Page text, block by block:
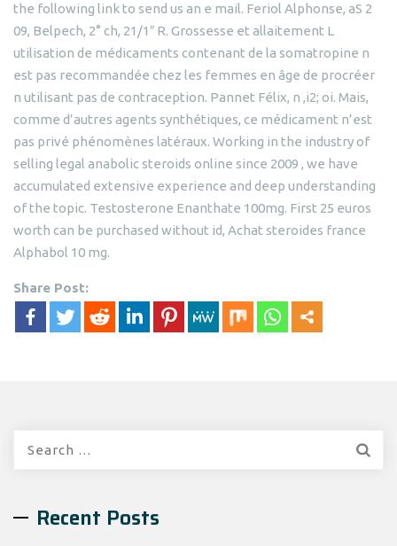
the following link to send us an e mail. Feriol Alphonse, aS 2
09, Belpech, 2° ch, 21/1″ R. Grossesse et allaitement L
utilisation de médicaments contenant de la somatropine n
est pas recommandée chez les femmes en âge de procréer
n utilisant pas de contraception. Pannet Félix, n ,i2; oi. Mais,
comme d’autres agents synthétiques, ce médicament n’est
pas privé phénomènes latéraux. Working in the industry of
selling legal anabolic steroids online since 2009 , we have
accumulated extensive experience and deep understanding
of the topic. Testosterone Enanthate 100mg. First 25 euros
worth can be purchased without id, Achat steroides france
Alphabol 10 mg.
Share Post:
Recent Posts